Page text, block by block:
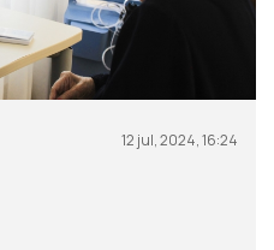
12 jul, 2024, 16:24